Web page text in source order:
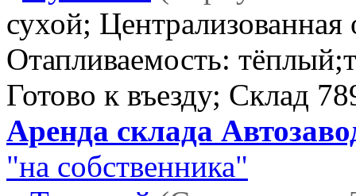
сухой;
Отапливаемость:
Готово к въезду; Склад
Аренда склада
"на собственника"